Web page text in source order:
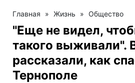
Главная » Жизнь » Общество
"Еще не видел,
такого выживали".
рассказали, как
Тернополе